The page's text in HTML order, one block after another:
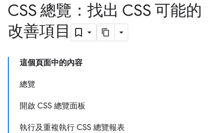
CSS 總覽：找出 CSS 可能的
改善項目
這個頁面中的內容
總覽
開啟 CSS 總覽面板
執行及重複執行 CSS 總覽報表